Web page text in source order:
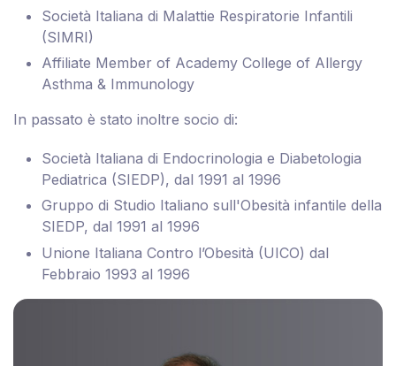
Società Italiana di Malattie Respiratorie Infantili
(SIMRI)
Affiliate Member of Academy College of Allergy
Asthma & Immunology
In passato è stato inoltre socio di:
Società Italiana di Endocrinologia e Diabetologia
Pediatrica (SIEDP), dal 1991 al 1996
Gruppo di Studio Italiano sull'Obesità infantile della
SIEDP, dal 1991 al 1996
Unione Italiana Contro l’Obesità (UICO) dal
Febbraio 1993 al 1996